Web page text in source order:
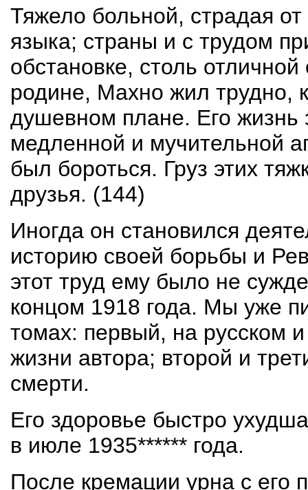
Тяжело больной, страдая
языка; страны и с трудом
обстановке, столь
родине, Махно жил трудно,
душевном плане. Его жизнь
медленной и мучительной
был бороться. Груз этих
друзья. (144)
Иногда он становился
историю своей борьбы и
этот труд ему было не
концом 1918 года. Мы уже
томах: первый, на русском
жизни автора; второй и
смерти.
Его здоровье быстро
в июле 1935****** года.
После кремации урна с его